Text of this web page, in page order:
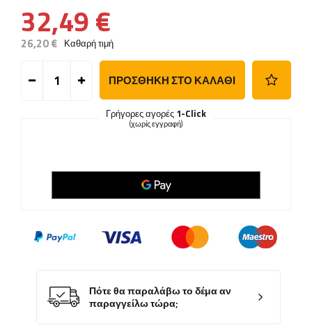
32,49 €
26,20 € Καθαρή τιμή
ΠΡΟΣΘΉΚΗ ΣΤΟ ΚΑΛΆΘΙ
Γρήγορες αγορές 1-Click
(χωρίς εγγραφή)
Πότε θα παραλάβω το δέμα αν
παραγγείλω τώρα;